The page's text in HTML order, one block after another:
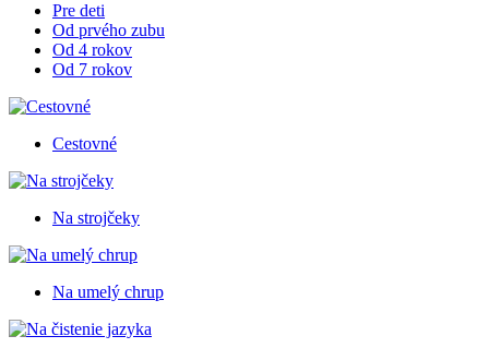
Pre deti
Od prvého zubu
Od 4 rokov
Od 7 rokov
Cestovné
Na strojčeky
Na umelý chrup